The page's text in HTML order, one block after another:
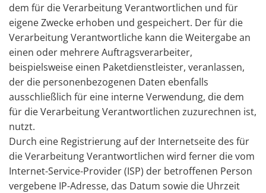
dem für die Verarbeitung Verantwortlichen und für
eigene Zwecke erhoben und gespeichert. Der für die
Verarbeitung Verantwortliche kann die Weitergabe an
einen oder mehrere Auftragsverarbeiter,
beispielsweise einen Paketdienstleister, veranlassen,
der die personenbezogenen Daten ebenfalls
ausschließlich für eine interne Verwendung, die dem
für die Verarbeitung Verantwortlichen zuzurechnen ist,
nutzt.
Durch eine Registrierung auf der Internetseite des für
die Verarbeitung Verantwortlichen wird ferner die vom
Internet-Service-Provider (ISP) der betroffenen Person
vergebene IP-Adresse, das Datum sowie die Uhrzeit